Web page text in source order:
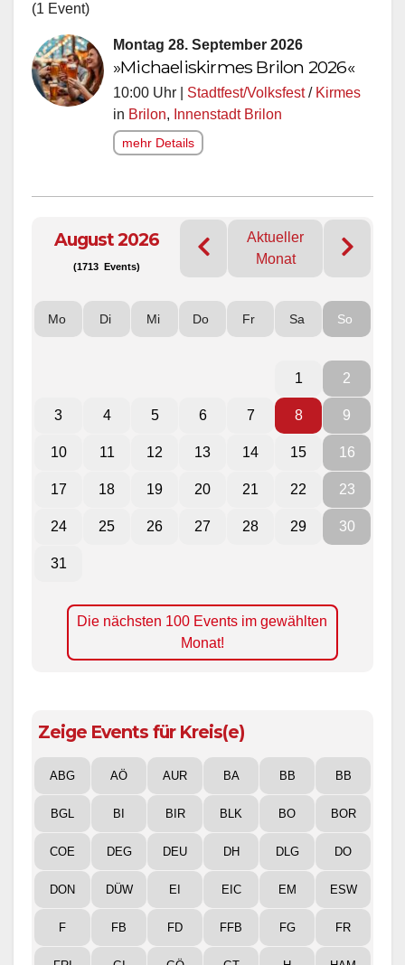
(1 Event)
Montag 28. September 2026
»Michaeliskirmes Brilon 2026«
10:00 Uhr | Stadtfest/Volksfest/ Kirmes
in Brilon, Innenstadt Brilon
mehr Details
August 2026
(1713 Events)
Aktueller
Monat
Mo Di Mi Do Fr Sa So
1 2
3 4 5 6 7 8 9
10 11 12 13 14 15 16
17 18 19 20 21 22 23
24 25 26 27 28 29 30
31
Die nächsten 100 Events im gewählten
Monat!
Zeige Events für Kreis(e)
ABG AÖ AUR BA BB BB
BGL BI BIR BLK BO BOR
COE DEG DEU DH DLG DO
DON DÜW EI EIC EM ESW
F FB FD FFB FG FR